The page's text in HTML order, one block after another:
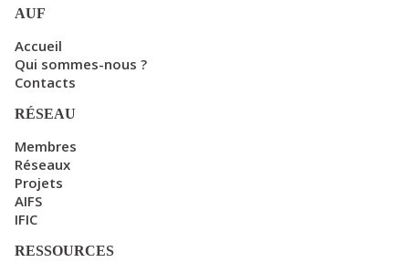
AUF
Accueil
Qui sommes-nous ?
Contacts
RÉSEAU
Membres
Réseaux
Projets
AIFS
IFIC
RESSOURCES